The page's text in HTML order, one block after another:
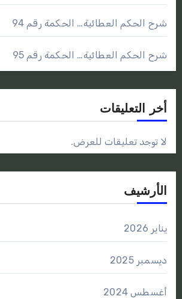
شرح الحكم العطائية… الحكمة رقم 94
شرح الحكم العطائية… الحكمة رقم 95
أخر التعليقات
لا توجد تعليقات للعرض.
الأرشيف
يناير 2026
ديسمبر 2025
أغسطس 2024